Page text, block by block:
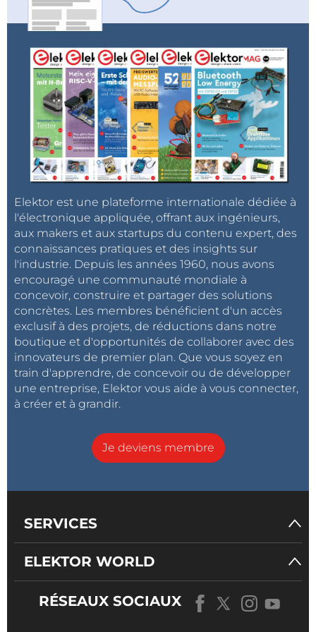
est solidarisé, avant utilisation, avec la poignée
le moniteur séparément de la poignée grâce au
câble de raccordement fourni.
À l’arrière du boîtier du moniteur, se trouve une
petite trappe d’accès à une carte microSD, utilisée
pour stocker les images visualisées sur le moniteur
(photos ou vidéo). En revanche, il est hélas nécessaire
de démonter le moniteur de la poignée pour ouvrir la
Elektor est une plateforme internationale dédiée à
l'électronique appliquée, offrant aux ingénieurs,
aux makers et aux startups du contenu expert, des
connaissances pratiques et des insights sur
l'industrie. Depuis les années 1960, nous avons
encouragé une communauté mondiale à
concevoir, construire et partager des solutions
concrètes. Les membres bénéficient d'un accès
exclusif à des projets, de réductions dans notre
boutique et d'opportunités de collaborer avec des
innovateurs de premier plan. Que vous soyez en
train d'apprendre, de concevoir ou de développer
une entreprise, Elektor vous aide à vous connecter,
à créer et à grandir.
Je deviens membre
SERVICES
ELEKTOR WORLD
RÉSEAUX SOCIAUX